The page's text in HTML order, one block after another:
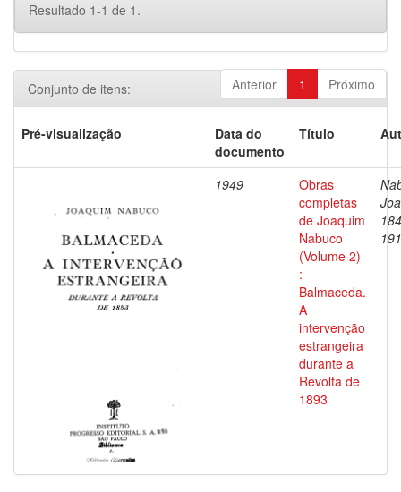
Resultado 1-1 de 1.
Anterior 1 Próximo
Conjunto de itens:
Pré-visualização
Data do
documento
Título
1949
Obras
completas
de Joaquim
Nabuco
(Volume 2)
:
Balmaceda.
A
intervenção
estrangeira
durante a
Revolta de
1893